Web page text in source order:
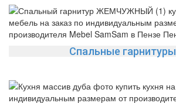
Спальные гарнитуры